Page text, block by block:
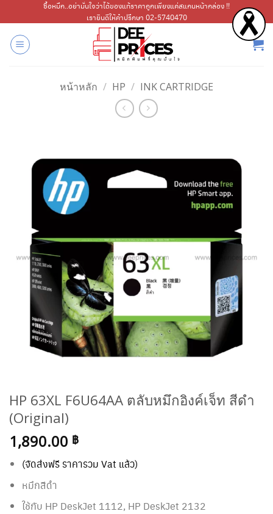
ไป
เนื้อหา
ซื้อหมึก..อย่ามั่นใจว่าได้ของแท้ราคาถูกเพียงแค่สแกนหน้ากล่อง !!
เรายินดีให้คำปรึกษา 02-5740470
หน้าหลัก / HP / INK CARTRIDGE
HP 63XL F6U64AA ตลับหมึกอิงค์เจ็ท สีดำ
(Original)
1,890.00 ฿
(จัดส่งฟรี ราคารวม Vat แล้ว)
หมึกสีดำ
ใช้กับ HP DeskJet 1112, HP DeskJet 2132